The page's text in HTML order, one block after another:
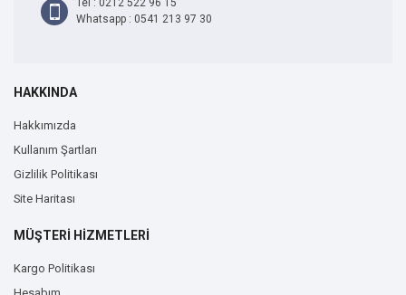
Whatsapp : 0541 213 97 30
HAKKINDA
Hakkımızda
Kullanım Şartları
Gizlilik Politikası
Site Haritası
MÜŞTERİ HİZMETLERİ
Kargo Politikası